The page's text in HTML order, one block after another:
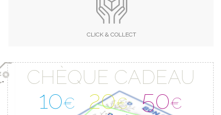
CLICK & COLLECT
CHÈQUE CADEAU
10€ 20€ 50€